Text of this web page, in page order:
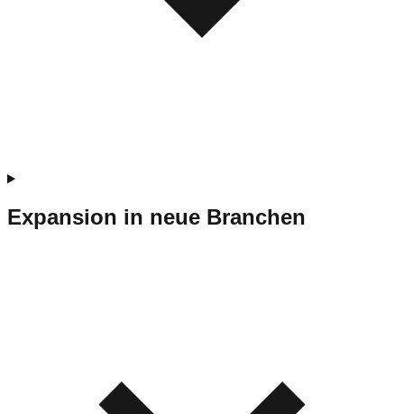
Expansion in neue Branchen